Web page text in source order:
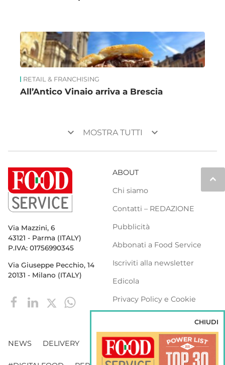
RETAIL & FRANCHISING
All’Antico Vinaio arriva a Brescia
keyboard_arrow_down MOSTRA TUTTI keyboard_arrow_down
keyboard_arrow_up
Via Mazzini, 6
43121 - Parma (ITALY)
P.IVA: 01756990345
Via Giuseppe Pecchio, 14
20131 - Milano (ITALY)
ABOUT
Chi siamo
Contatti – REDAZIONE
Pubblicità
Abbonati a Food Service
Iscriviti alla newsletter
Edicola
Privacy Policy e Cookie
NEWS DELIVERY DISTRIBUZIONE
CHIUDI